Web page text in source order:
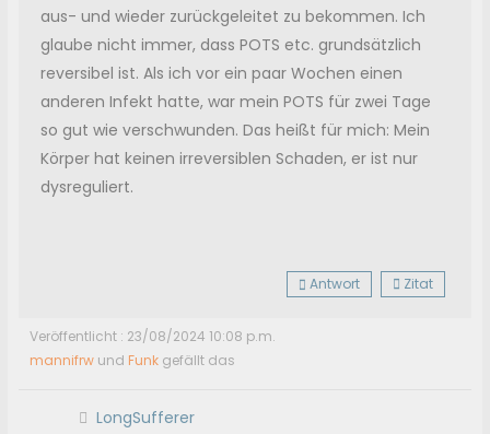
aus- und wieder zurückgeleitet zu bekommen. Ich
glaube nicht immer, dass POTS etc. grundsätzlich
reversibel ist. Als ich vor ein paar Wochen einen
anderen Infekt hatte, war mein POTS für zwei Tage
so gut wie verschwunden. Das heißt für mich: Mein
Körper hat keinen irreversiblen Schaden, er ist nur
dysreguliert.
Antwort Zitat
Veröffentlicht : 23/08/2024 10:08 p.m.
mannifrw und Funk gefällt das
LongSufferer